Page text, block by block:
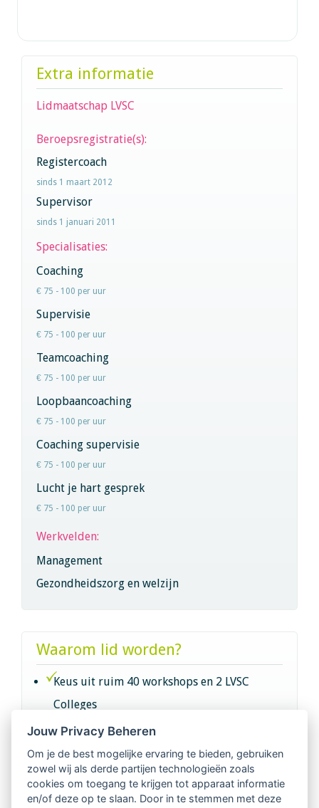
Extra informatie
Lidmaatschap LVSC
Beroepsregistratie(s):
Registercoach
sinds 1 maart 2012
Supervisor
sinds 1 januari 2011
Specialisaties:
Coaching
€ 75 - 100 per uur
Supervisie
€ 75 - 100 per uur
Teamcoaching
€ 75 - 100 per uur
Loopbaancoaching
€ 75 - 100 per uur
Coaching supervisie
€ 75 - 100 per uur
Lucht je hart gesprek
€ 75 - 100 per uur
Werkvelden:
Management
Gezondheidszorg en welzijn
Waarom lid worden?
Keus uit ruim 40 workshops en 2 LVSC
Colleges
Intervisie met geregistreerde vakgenoten
Netwerk van 2100 professionals in 14
regio's
Jouw Privacy Beheren
Om je de best mogelijke ervaring te bieden, gebruiken
zowel wij als derde partijen technologieën zoals
cookies om toegang te krijgen tot apparaat informatie
en/of deze op te slaan. Door in te stemmen met deze